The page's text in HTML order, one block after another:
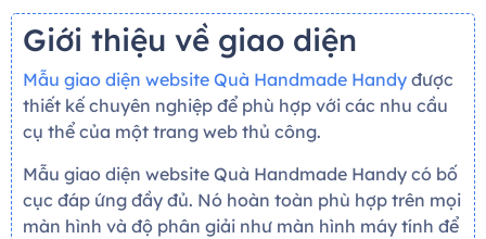
Giới thiệu về giao diện
Mẫu giao diện website Quà Handmade Handy được
thiết kế chuyên nghiệp để phù hợp với các nhu cầu
cụ thể của một trang web thủ công.
Mẫu giao diện website Quà Handmade Handy có bố
cục đáp ứng đầy đủ. Nó hoàn toàn phù hợp trên mọi
màn hình và độ phân giải như màn hình máy tính để